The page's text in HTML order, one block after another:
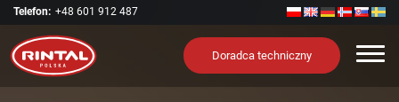
Telefon: +48 601 912 487
Doradca techniczny